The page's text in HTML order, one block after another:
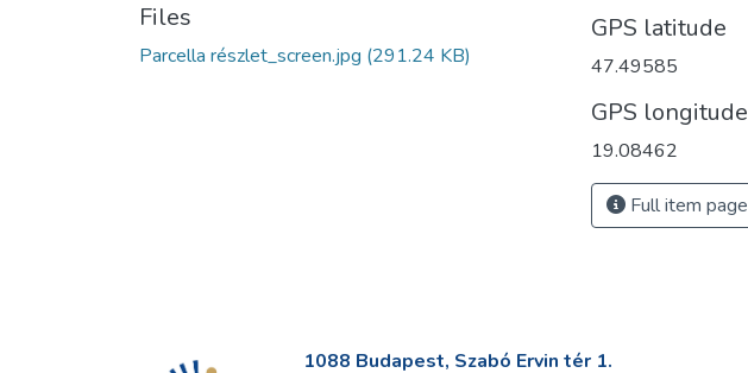
Files
Parcella részlet_screen.jpg (291.24 KB)
GPS latitude
47.49585
GPS longitude
19.08462
Full item page
1088 Budapest, Szabó Ervin tér 1.